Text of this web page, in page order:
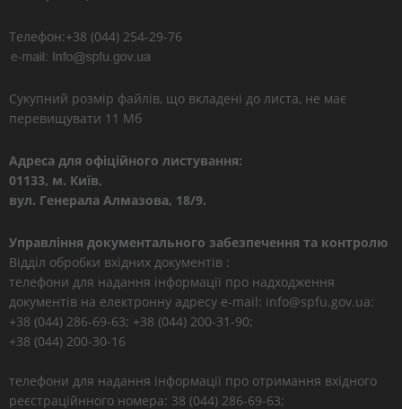
Телефон:+38 (044) 254-29-76
Сукупний розмір файлів, що вкладені до листа, не має
перевищувати 11 Мб
Адреса для офіційного листування:
01133, м. Київ,
вул. Генерала Алмазова, 18/9.
Управління документального забезпечення та контролю
Відділ обробки вхідних документів :
телефони для надання інформації про надходження
документів на електронну адресу e-mail: info@spfu.gov.ua:
+38 (044) 286-69-63; +38 (044) 200-31-90;
+38 (044) 200-30-16
телефони для надання інформації про отримання вхідного
реєстраційнного номера: 38 (044) 286-69-63;